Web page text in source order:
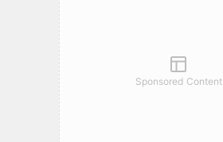
Sponsored Content